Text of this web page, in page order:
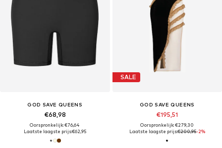
GOD SAVE QUEENS
€68,98
Oorspronkelijk: €76,64
Laatste laagste prijs:€62,95
SALE
GOD SAVE QUEENS
€195,51
Oorspronkelijk: €279,30
Laatste laagste prijs:€200,95-2%